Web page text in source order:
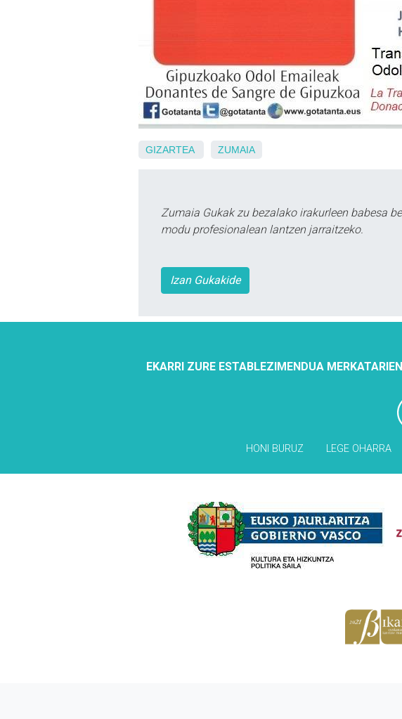
GIZARTEA ZUMAIA
Zumaia Gukak zu bezalako irakurleen babesa
modu profesionalean lantzen jarraitzeko.
Izan Gukakide
EKARRI ZURE ESTABLEZIMENDUA
HONI BURUZ LEGE OHARRA